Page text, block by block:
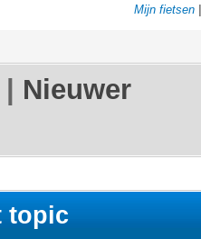
Mijn fietsen
Nieuwer
topic